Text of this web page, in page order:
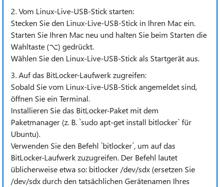
2. Vom Linux-Live-USB-Stick starten:
Stecken Sie den Linux-Live-USB-Stick in Ihren Mac ein.
Starten Sie Ihren Mac neu und halten Sie beim Starten die
Wahltaste (⌥) gedrückt.
Wählen Sie den Linux-Live-USB-Stick als Startgerät aus.
3. Auf das BitLocker-Laufwerk zugreifen:
Sobald Sie vom Linux-Live-USB-Stick angemeldet sind,
öffnen Sie ein Terminal.
Installieren Sie das BitLocker-Paket mit dem
Paketmanager (z. B. `sudo apt-get install bitlocker` für
Ubuntu).
Verwenden Sie den Befehl `bitlocker`, um auf das
BitLocker-Laufwerk zuzugreifen. Der Befehl lautet
üblicherweise etwa so: bitlocker /dev/sdx (ersetzen Sie
/dev/sdx durch den tatsächlichen Gerätenamen Ihres